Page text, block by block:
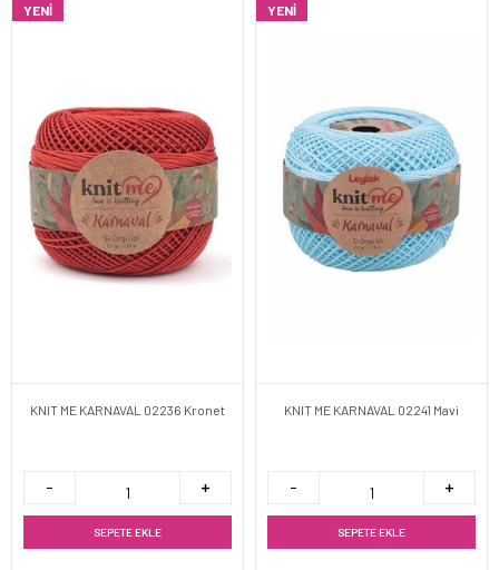
YENI
KNIT ME KARNAVAL 02236 Kronet
SEPETE EKLE
YENI
KNIT ME KARNAVAL 02241 Mavi
SEPETE EKLE